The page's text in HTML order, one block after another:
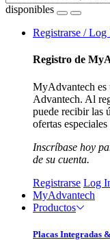
disponibles
Registrarse / Log
Registro de
MyAdvantech es
Advantech. Al
puede recibir las
ofertas especiales
Inscríbase hoy
de su cuenta.
Registrarse Log
MyAdvantech
Productos
Placas Integradas